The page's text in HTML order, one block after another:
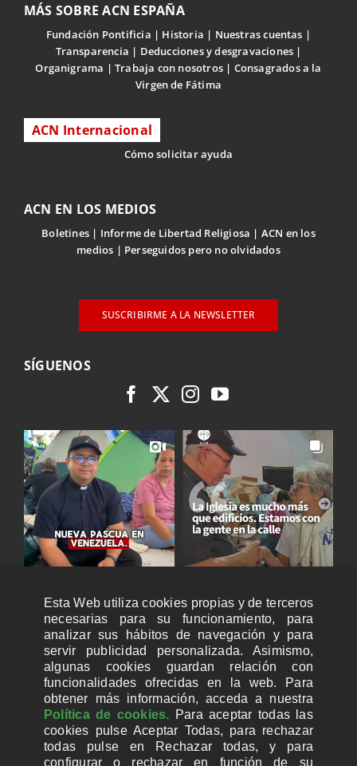
MÁS SOBRE ACN ESPAÑA
Fundación Pontificia Historia
Nuestras cuentas
Transparencia
Deducciones y desgravaciones
Organigrama
Trabaja con nosotros
Consagrados a la
Virgen de Fátima
ACN Internacional
Cómo solicitar ayuda
ACN EN LOS MEDIOS
Boletines Informe de Libertad Religiosa
ACN en los
medios
Perseguidos pero no olvidados
SUSCRIBIRME A LA NEWSLETTER
SÍGUENOS
Esta Web utiliza cookies propias y de terceros
necesarias para su funcionamiento, para
analizar sus hábitos de navegación y para
servir publicidad personalizada. Asimismo,
algunas cookies guardan relación con
funcionalidades ofrecidas en la web. Para
obtener más información, acceda a nuestra
Política de cookies. Para aceptar todas las
cookies pulse Aceptar Todas, para rechazar
todas pulse en Rechazar todas, y para
configurar o rechazar en función de su